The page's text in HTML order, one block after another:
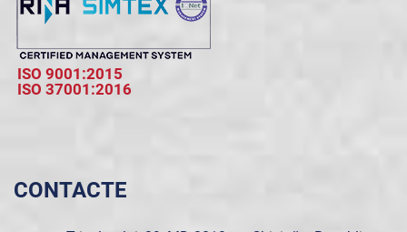
ISO 9001:2015
ISO 37001:2016
CONTACTE